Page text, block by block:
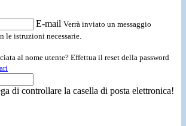
E-mail Verrà inviato un messaggio
le istruzioni necessarie.
al nome utente? Effettua il reset della password
di controllare la casella di posta elettronica!